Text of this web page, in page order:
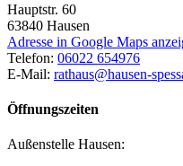
Hauptstr. 60
63840 Hausen
Adresse in Google Maps
Telefon: 06022 654976
E-Mail: rathaus@hausen-
Öffnungszeiten
Außenstelle Hausen: